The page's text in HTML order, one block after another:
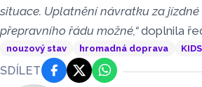
situace. Uplatnění návratku za
přepravního řádu možné,“doplnila
nouzový stav hromadná doprava
SDÍLET FacebookPlatforma X
WhatsApp